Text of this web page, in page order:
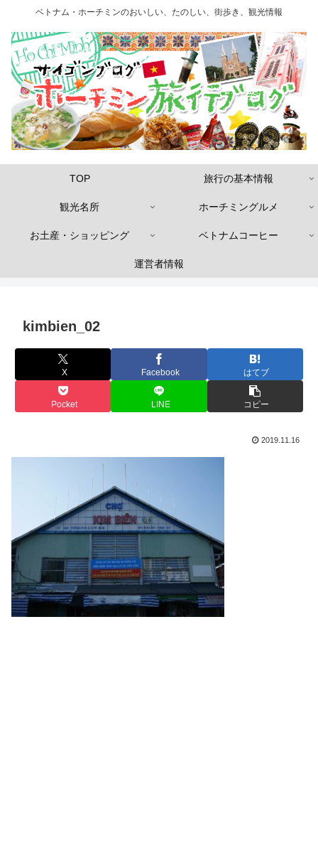
ベトナム・ホーチミンのおいしい、たのしい、街歩き、観光情報
TOP 旅行の基本情報
観光名所 ホーチミングルメ
お土産・ショッピング ベトナムコーヒー
運営者情報
kimbien_02
X Facebook はてブ
Pocket LINE コピー
2019.11.16